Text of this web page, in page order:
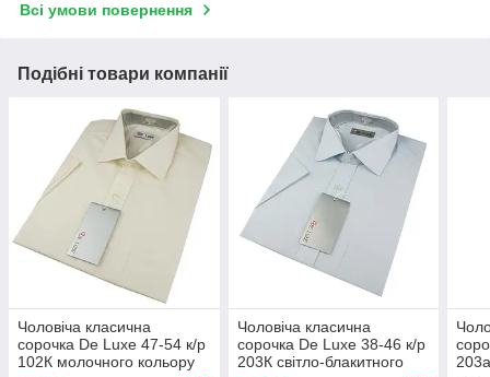
Всі умови повернення
Подібні товари компанії
Чоловіча класична
сорочка De Luxe 47-54 к/р
102К молочного кольору
Чоловіча класична
сорочка De Luxe 38-46 к/р
203К світло-блакитного